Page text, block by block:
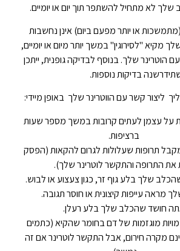
לא מתחיל להשתפר תוך יום או יומיים.
או יותר מפעם ביום) אינן נחשבות
מקיא "לסירוגין" במשך יותר מיום או יומיים,
הוטרינר שלך. בנוסף לבדיקה גופנית, ייתכן
בדיקות נוספות.
ליצור קשר עם הווטרינר שלך באופן מיידי:
על עצמן לעתים קרובות במשך מספר שעות
ברציפות.
תרופות שעלולות לגרום להקאות (הפסק
את התרופה והתקשר לוטרינר שלך).
שלך בלע גוף זר, כגון צעצוע או לבוש.
מראה עייפות קיצונית או חוסר תגובה.
חושד שהכלב שלך בלע רעלן.
מוגזמות של דם בחומר שהקיא (כתמים
מקרה חירום, אבל התקשר לוטרינר אם זה